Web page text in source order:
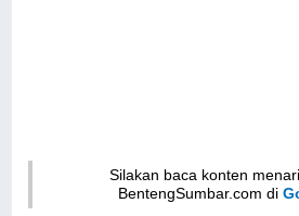
Silakan baca konten
BentengSumbar.com di